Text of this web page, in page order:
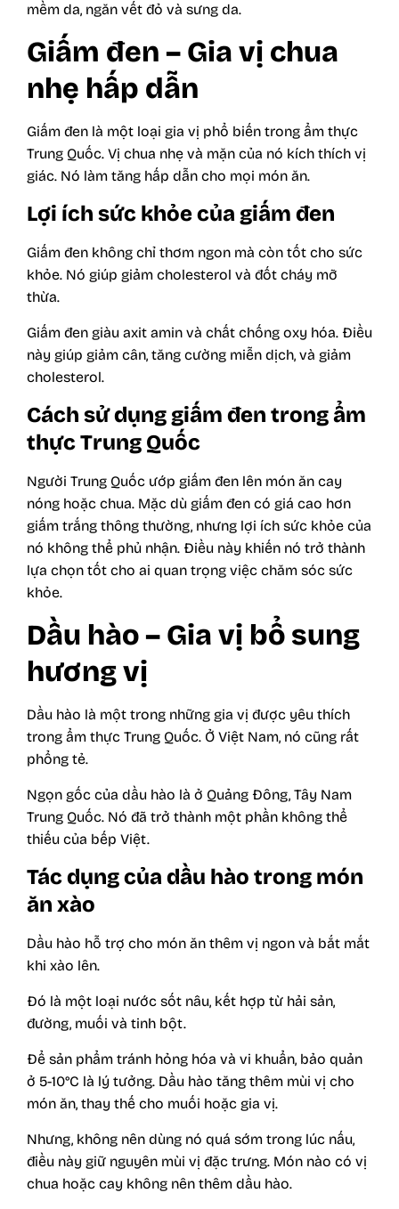
mềm da, ngăn vết đỏ và sưng da.
Giấm đen – Gia vị chua
nhẹ hấp dẫn
Giấm đen là một loại gia vị phổ biến trong ẩm thực
Trung Quốc. Vị chua nhẹ và mặn của nó kích thích vị
giác. Nó làm tăng hấp dẫn cho mọi món ăn.
Lợi ích sức khỏe của giấm đen
Giấm đen không chỉ thơm ngon mà còn tốt cho sức
khỏe. Nó giúp giảm cholesterol và đốt cháy mỡ
thừa.
Giấm đen giàu axit amin và chất chống oxy hóa. Điều
này giúp giảm cân, tăng cường miễn dịch, và giảm
cholesterol.
Cách sử dụng giấm đen trong ẩm
thực Trung Quốc
Người Trung Quốc ướp giấm đen lên món ăn cay
nóng hoặc chua. Mặc dù giấm đen có giá cao hơn
giấm trắng thông thường, nhưng lợi ích sức khỏe của
nó không thể phủ nhận. Điều này khiến nó trở thành
lựa chọn tốt cho ai quan trọng việc chăm sóc sức
khỏe.
Dầu hào – Gia vị bổ sung
hương vị
Dầu hào là một trong những gia vị được yêu thích
trong ẩm thực Trung Quốc. Ở Việt Nam, nó cũng rất
phổng tẻ.
Ngọn gốc của dầu hào là ở Quảng Đông, Tây Nam
Trung Quốc. Nó đã trở thành một phần không thể
thiếu của bếp Việt.
Tác dụng của dầu hào trong món
ăn xào
Dầu hào hỗ trợ cho món ăn thêm vị ngon và bắt mắt
khi xào lên.
Đó là một loại nước sốt nâu, kết hợp từ hải sản,
đường, muối và tinh bột.
Để sản phẩm tránh hỏng hóa và vi khuẩn, bảo quản
ở 5-10°C là lý tưởng. Dầu hào tăng thêm mùi vị cho
món ăn, thay thế cho muối hoặc gia vị.
Nhưng, không nên dùng nó quá sớm trong lúc nấu,
điều này giữ nguyên mùi vị đặc trưng. Món nào có vị
chua hoặc cay không nên thêm dầu hào.